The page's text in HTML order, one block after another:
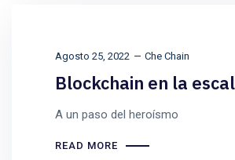
Agosto 25, 2022 Che Chain
Blockchain en la
A un paso del heroísmo
READ MORE